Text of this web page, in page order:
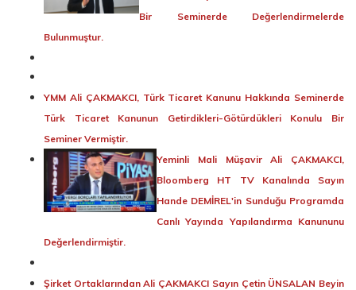
Bir Seminerde Değerlendirmelerde
Bulunmuştur.
YMM Ali ÇAKMAKCI, Türk Ticaret Kanunu Hakkında Seminerde
Türk Ticaret Kanunun Getirdikleri-Götürdükleri Konulu Bir
Seminer Vermiştir.
Yeminli Mali Müşavir Ali ÇAKMAKCI,
Bloomberg HT TV Kanalında Sayın
Hande DEMİREL'in Sunduğu Programda
Canlı Yayında Yapılandırma Kanununu
Değerlendirmiştir.
Şirket Ortaklarından Ali ÇAKMAKCI Sayın Çetin ÜNSALAN Beyin